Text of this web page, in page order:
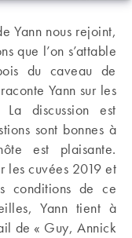
Yann nous rejoint,
que l’on s’attable
du caveau de
Yann sur les
discussion est
sont bonnes à
est plaisante.
les cuvées 2019 et
conditions de ce
Yann tient à
de « Guy, Annick